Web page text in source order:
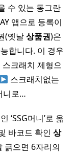
수 있는 동그란
앱으로 등록이
(옛날상품권)은
합니다. 이 경우
크래치 제형으
스크래치없는
니로…
‘SSG머니’로 옮
바코드 확인 상
긁으면 6자리의